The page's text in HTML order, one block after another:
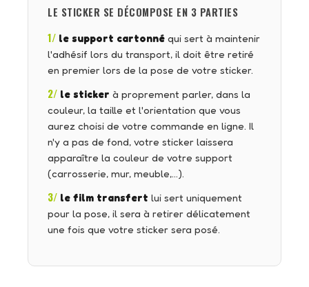
LE STICKER SE DÉCOMPOSE EN 3 PARTIES
1/ le support cartonné qui sert à maintenir
l'adhésif lors du transport, il doit être retiré
en premier lors de la pose de votre sticker.
2/ le sticker à proprement parler, dans la
couleur, la taille et l'orientation que vous
aurez choisi de votre commande en ligne. Il
n'y a pas de fond, votre sticker laissera
apparaître la couleur de votre support
(carrosserie, mur, meuble,…).
3/ le film transfert lui sert uniquement
pour la pose, il sera à retirer délicatement
une fois que votre sticker sera posé.